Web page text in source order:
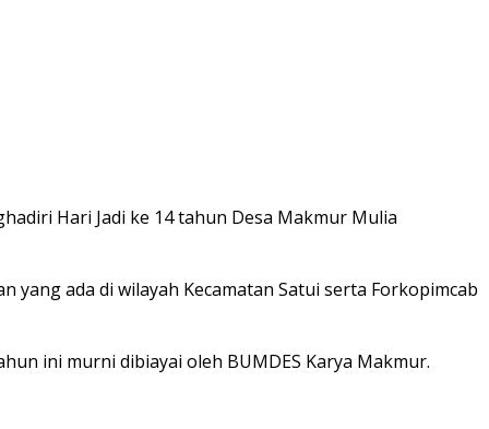
Hari Jadi ke 14 tahun Desa Makmur Mulia
ada di wilayah Kecamatan Satui serta Forkopimcab
ini murni dibiayai oleh BUMDES Karya Makmur.